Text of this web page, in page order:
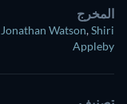
المخرج
Jonathan Watson,Shiri
Appleby